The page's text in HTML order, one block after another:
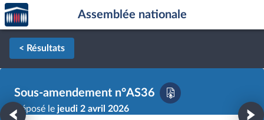
Aller au contenu
Aller en bas de la page
Accèder
à la
page
d'accueil
Assemblée nationale
< Résultats
Sous-amendement n°AS36
Déposé le jeudi 2 avril 2026